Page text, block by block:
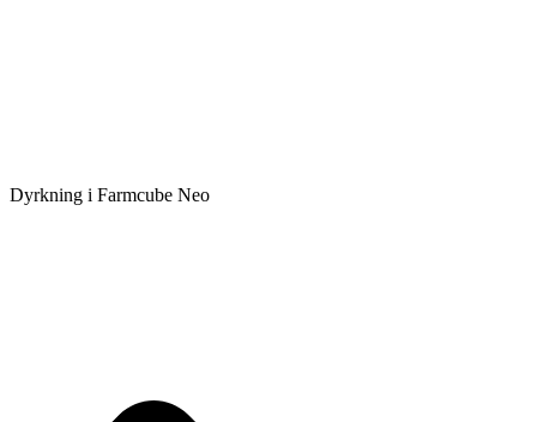
Dyrkning i Farmcube Neo